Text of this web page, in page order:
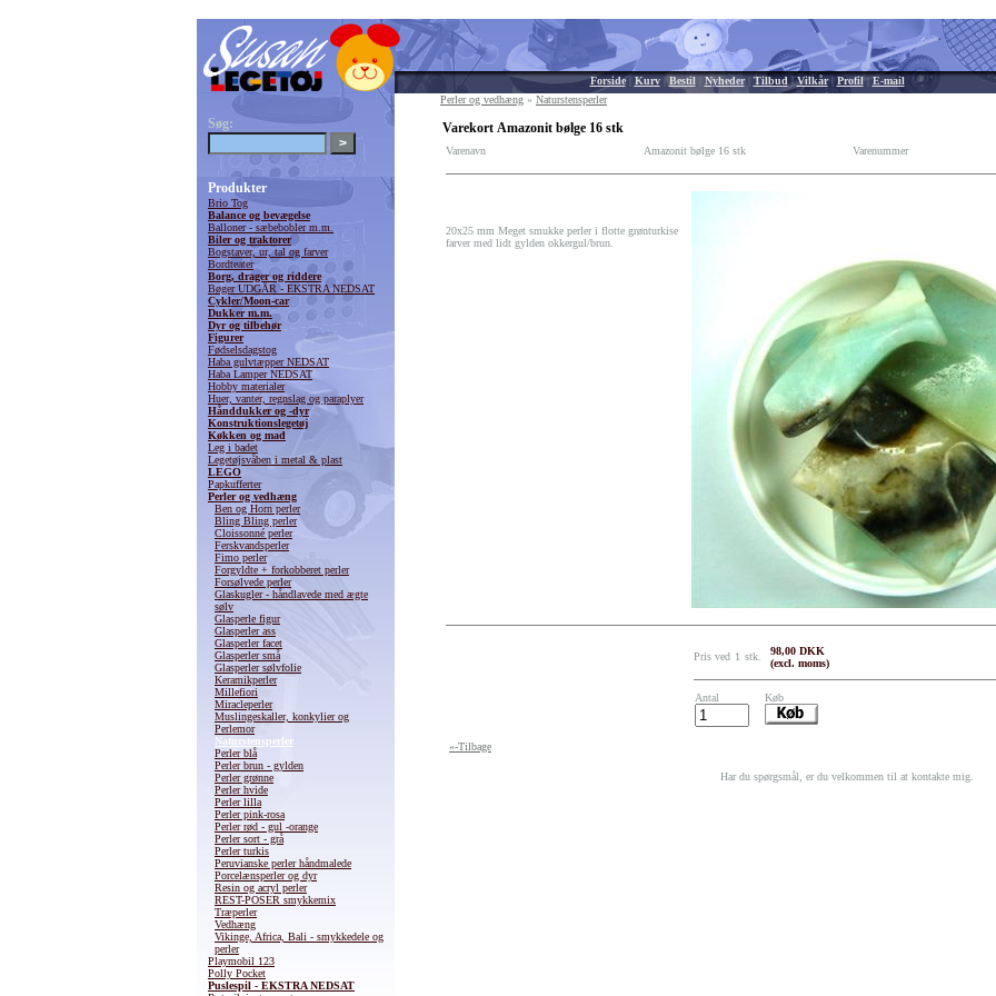
Forside| Kurv| Bestil| Nyheder| Tilbud |Vilkår| Profil| E-mail
Søg:
Produkter
Brio Tog
Balance og bevægelse
Balloner - sæbebobler m.m.
Biler og traktorer
Bogstaver, ur, tal og farver
Bordteater
Borg, drager og riddere
Bøger UDGÅR - EKSTRA NEDSAT
Cykler/Moon-car
Dukker m.m.
Dyr og tilbehør
Figurer
Fødselsdagstog
Haba gulvtæpper NEDSAT
Haba Lamper NEDSAT
Hobby materialer
Huer, vanter, regnslag og paraplyer
Hånddukker og -dyr
Konstruktionslegetøj
Køkken og mad
Leg i badet
Legetøjsvåben i metal & plast
LEGO
Papkufferter
Perler og vedhæng
Ben og Horn perler
Bling Bling perler
Cloissonné perler
Ferskvandsperler
Fimo perler
Forgyldte + forkobberet perler
Forsølvede perler
Glaskugler - håndlavede med ægte
sølv
Glasperle figur
Glasperler ass
Glasperler facet
Glasperler små
Glasperler sølvfolie
Keramikperler
Millefiori
Miracleperler
Muslingeskaller, konkylier og
Perlemor
Naturstensperler
Perler blå
Perler brun - gylden
Perler grønne
Perler hvide
Perler lilla
Perler pink-rosa
Perler rød - gul -orange
Perler sort - grå
Perler turkis
Peruvianske perler håndmalede
Porcelænsperler og dyr
Resin og acryl perler
REST-POSER smykkemix
Træperler
Vedhæng
Vikinge, Africa, Bali - smykkedele og
perler
Playmobil 123
Polly Pocket
Puslespil - EKSTRA NEDSAT
Perler og vedhæng » Naturstensperler
Varekort Amazonit bølge 16 stk
Varenavn Amazonit bølge 16 stk Varenummer
20x25 mm Meget smukke perler i flotte grønturkise
farver med lidt gylden okkergul/brun.
Pris ved 1 stk.
98,00 DKK
(excl. moms)
Antal Køb
«-Tilbage
Har du spørgsmål, er du velkommen til at kontakte mig.